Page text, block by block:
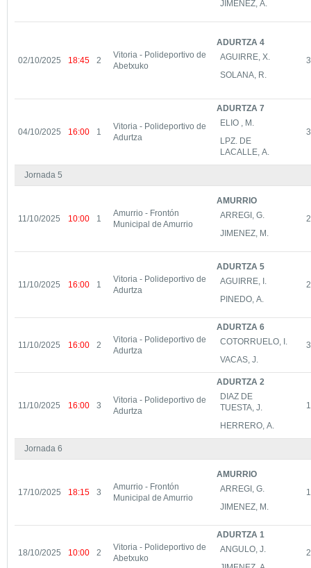
JIMENEZ, A.
02/10/2025 18:45 2
Vitoria - Polideportivo de
Abetxuko
ADURTZA 4
AGUIRRE, X.
SOLANA, R.
04/10/2025 16:00 1
Vitoria - Polideportivo de
Adurtza
ADURTZA 7
ELIO , M.
LPZ. DE
LACALLE, A.
Jornada 5
11/10/2025 10:00 1
Amurrio - Frontón
Municipal de Amurrio
AMURRIO
ARREGI, G.
JIMENEZ, M.
11/10/2025 16:00 1
Vitoria - Polideportivo de
Adurtza
ADURTZA 5
AGUIRRE, I.
PINEDO, A.
11/10/2025 16:00 2
Vitoria - Polideportivo de
Adurtza
ADURTZA 6
COTORRUELO, I.
VACAS, J.
11/10/2025 16:00 3
Vitoria - Polideportivo de
Adurtza
ADURTZA 2
DIAZ DE
TUESTA, J.
HERRERO, A.
Jornada 6
17/10/2025 18:15 3
Amurrio - Frontón
Municipal de Amurrio
AMURRIO
ARREGI, G.
JIMENEZ, M.
18/10/2025 10:00 2
Vitoria - Polideportivo de
Abetxuko
ADURTZA 1
ANGULO, J.